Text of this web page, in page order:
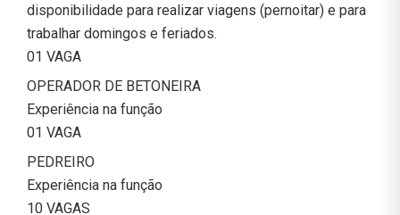
disponibilidade para realizar viagens (pernoitar) e para
trabalhar domingos e feriados.
01 VAGA
OPERADOR DE BETONEIRA
Experiência na função
01 VAGA
PEDREIRO
Experiência na função
10 VAGAS